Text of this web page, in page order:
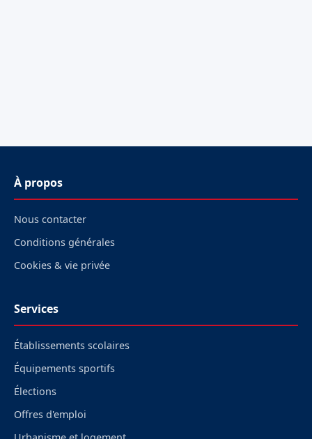
À propos
Nous contacter
Conditions générales
Cookies & vie privée
Services
Établissements scolaires
Équipements sportifs
Élections
Offres d'emploi